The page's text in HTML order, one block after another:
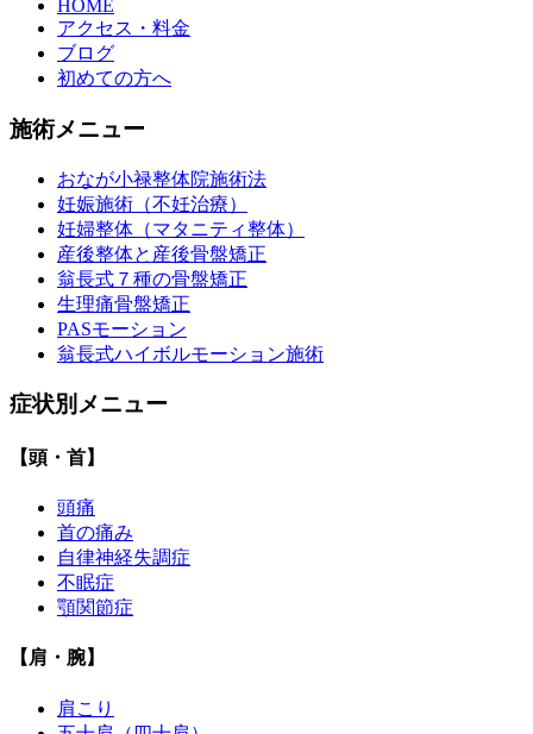
HOME
アクセス・料金
ブログ
初めての方へ
施術メニュー
おなが小禄整体院施術法
妊娠施術（不妊治療）
妊婦整体（マタニティ整体）
産後整体と産後骨盤矯正
翁長式７種の骨盤矯正
生理痛骨盤矯正
PASモーション
翁長式ハイボルモーション施術
症状別メニュー
【頭・首】
頭痛
首の痛み
自律神経失調症
不眠症
顎関節症
【肩・腕】
肩こり